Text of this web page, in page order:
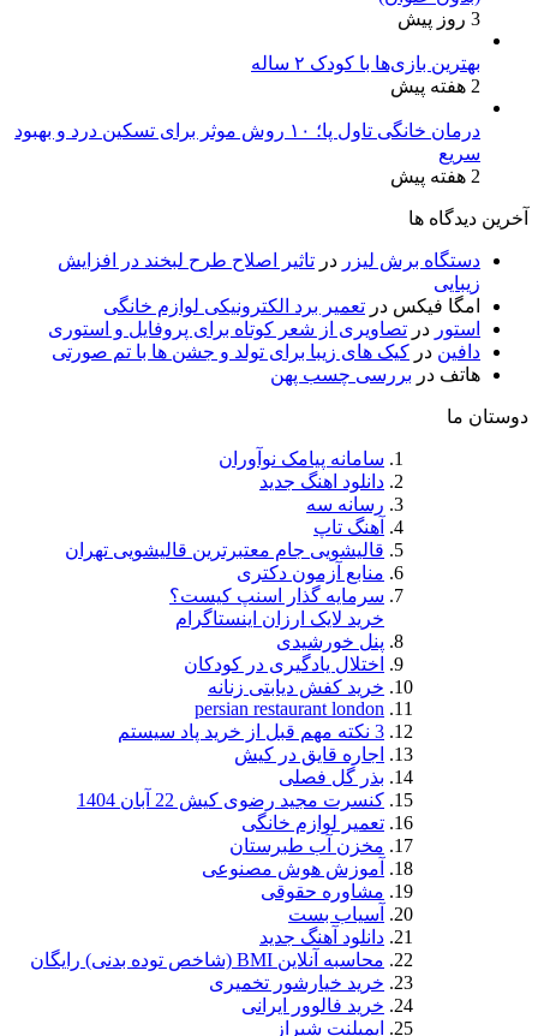
3 روز پیش
بهترین بازی‌ها با کودک ۲ ساله
2 هفته پیش
درمان خانگی تاول پا؛ ۱۰ روش موثر برای تسکین درد و بهبود
سریع
2 هفته پیش
آخرین دیدگاه ها
دستگاه برش لیزر در تاثیر اصلاح طرح لبخند در افزایش
زیبایی
امگا فیکس در تعمیر برد الکترونیکی لوازم خانگی
استور در تصاویری از شعر کوتاه برای پروفایل و استوری
دافین در کیک های زیبا برای تولد و جشن ها با تم صورتی
هاتف در بررسی چسب پهن
دوستان ما
سامانه پیامک نوآوران
دانلود اهنگ جدید
رسانه سه
آهنگ تاپ
قالیشویی جام معتبرترین قالیشویی تهران
منابع آزمون دکتری
سرمایه گذار اسنپ کیست؟
خرید لایک ارزان اینستاگرام
پنل خورشیدی
اختلال یادگیری در کودکان
خرید کفش دیابتی زنانه
persian restaurant london
3 نکته مهم قبل از خرید پاد سیستم
اجاره قایق در کیش
بذر گل فصلی
کنسرت مجید رضوی کیش 22 آبان 1404
تعمیر لوازم خانگی
مخزن آب طبرستان
آموزش هوش مصنوعی
مشاوره حقوقی
آسیاب بست
دانلود آهنگ جدید
محاسبه آنلاین BMI (شاخص توده بدنی) رایگان
خرید خیارشور تخمیری
خرید فالوور ایرانی
ایمپلنت شیراز